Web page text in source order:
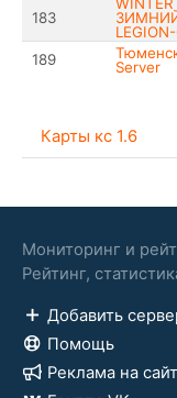
183
WINTER
189
Server
Карты кс 1.6
Мониторинг и
Рейтинг,
Добавить
Помощь
Реклама на